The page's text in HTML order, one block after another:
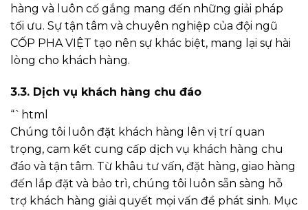
hàng và luôn cố gắng mang đến những giải pháp
tối ưu. Sự tận tâm và chuyên nghiệp của đội ngũ
CỐP PHA VIỆT tạo nên sự khác biệt, mang lại sự hài
lòng cho khách hàng.
3.3. Dịch vụ khách hàng chu đáo
“`html
Chúng tôi luôn đặt khách hàng lên vị trí quan
trọng, cam kết cung cấp dịch vụ khách hàng chu
đáo và tận tâm. Từ khâu tư vấn, đặt hàng, giao hàng
đến lắp đặt và bảo trì, chúng tôi luôn sẵn sàng hỗ
trợ khách hàng giải quyết mọi vấn đề phát sinh. Mục